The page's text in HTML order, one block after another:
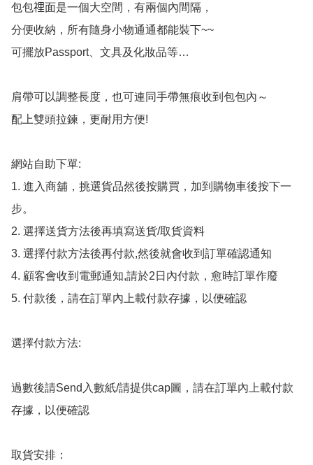
包包𥚃面是一個大空間，有兩個內間隔，
分便收納，所有隨身小物通通都能裝下~~
可擺放Passport、文具及化妝品等…
肩帶可以調整長度，也可連同手帶無痕收到包包內～
配上雙頭拉鍊，更耐用方便!
網站自助下單:
1. 進入商舖，挑選貨品然後按購買，加到購物車後按下一
步。
2. 選擇送貨方法後再填寫送貨/取貨資料
3. 選擇付款方法後再付款,然後就會收到訂單確認通知
4. 顧客會收到電郵通知,請於2日內付款，愈時訂單作廢
5. 付款後，請在訂單內上載付款存據，以便確認
選擇付款方法:
過數後請Send入數紙/請提供cap圖，請在訂單內上載付款
存據，以便確認
取貨安排：